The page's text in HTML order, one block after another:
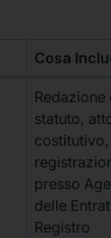
Cosa
Redazione
statuto,
costitutivo,
presso
delle
Registro